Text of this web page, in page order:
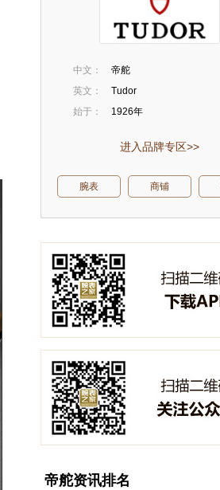
中文：
帝舵
英文：
Tudor
始于：
1926年
进入品牌专区>>
腕表 商铺
帝舵资讯排名